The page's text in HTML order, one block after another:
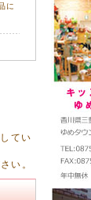
に
てい
い。